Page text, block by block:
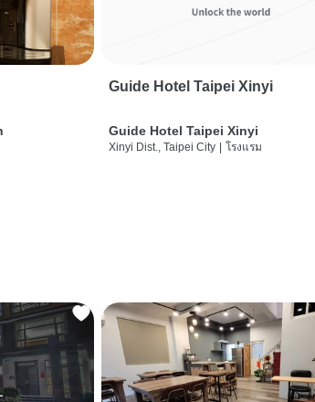
Guide Hotel Taipei Xinyi
Guide Hotel Taipei Xinyi
Xinyi Dist., Taipei City | โรงแรม